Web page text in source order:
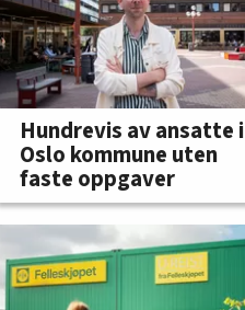
Hundrevis av ansatte i
Oslo kommune uten
faste oppgaver